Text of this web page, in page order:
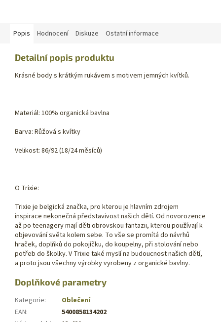
Popis Hodnocení Diskuze Ostatní informace
Detailní popis produktu
Krásné body s krátkým rukávem s motivem jemných kvítků.
Materiál: 100% organická bavlna
Barva: Růžová s kvítky
Velikost: 86/92 (18/24 měsíců)
O Trixie:
Trixie je belgická značka, pro kterou je hlavním zdrojem
inspirace nekonečná představivost našich dětí. Od novorozence
až po teenagery mají děti obrovskou fantazii, kterou používají k
objevování světa kolem sebe. To vše se promítá do návrhů
hraček, doplňků do pokojíčku, do koupelny, při stolování nebo
potřeb do školky. V Trixie také myslí na budoucnost našich dětí,
a proto jsou všechny výrobky vyrobeny z organické bavlny.
Doplňkové parametry
Kategorie:
Oblečení
EAN:
5400858134202